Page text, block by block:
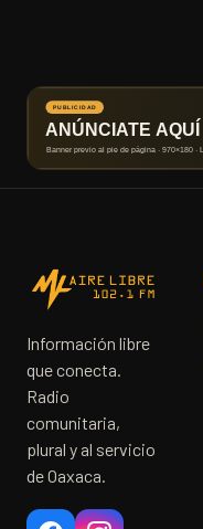
Información libre
que conecta.
Radio
comunitaria,
plural y al servicio
de Oaxaca.